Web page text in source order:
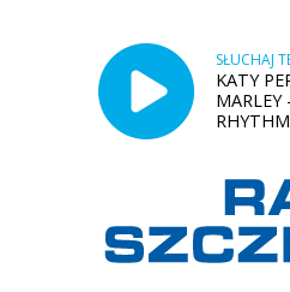
SŁUCHAJ
KATY
RHYTHM